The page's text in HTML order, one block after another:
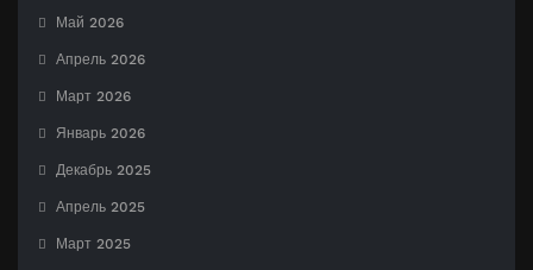
Май 2026
Апрель 2026
Март 2026
Январь 2026
Декабрь 2025
Апрель 2025
Март 2025